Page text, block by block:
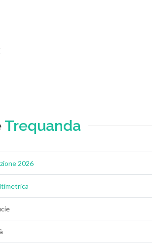
Trequanda
2026